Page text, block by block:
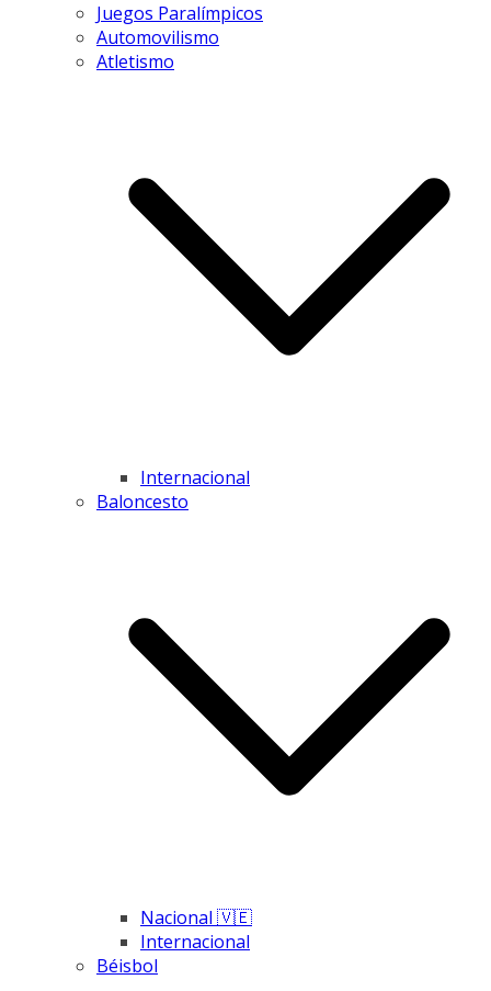
Juegos Paralímpicos
Automovilismo
Atletismo
Internacional
Baloncesto
Nacional 🇻🇪
Internacional
Béisbol